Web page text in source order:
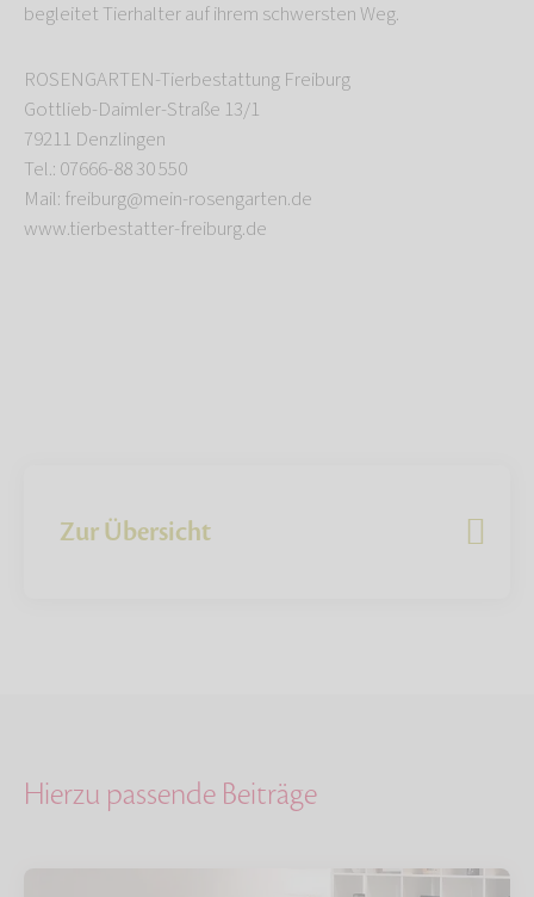
begleitet Tierhalter auf ihrem schwersten Weg.
ROSENGARTEN-Tierbestattung Freiburg
Gottlieb-Daimler-Straße 13/1
79211 Denzlingen
Tel.: 07666-88 30 550
Mail: freiburg@mein-rosengarten.de
www.tierbestatter-freiburg.de
Zur Übersicht
Hierzu passende Beiträge